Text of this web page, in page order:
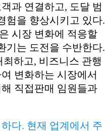
과 연결하고, 도달 범
험을 향상시키고 있다.
시장 변화에 적응할
기는 도전을 수반한다.
하고, 비즈니스 관행
변화하는 시장에서
직접판매 임원들과
다. 현재 업계에서 주